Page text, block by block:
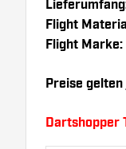
Flight
Flight Marke:
Preise
Dartshopper